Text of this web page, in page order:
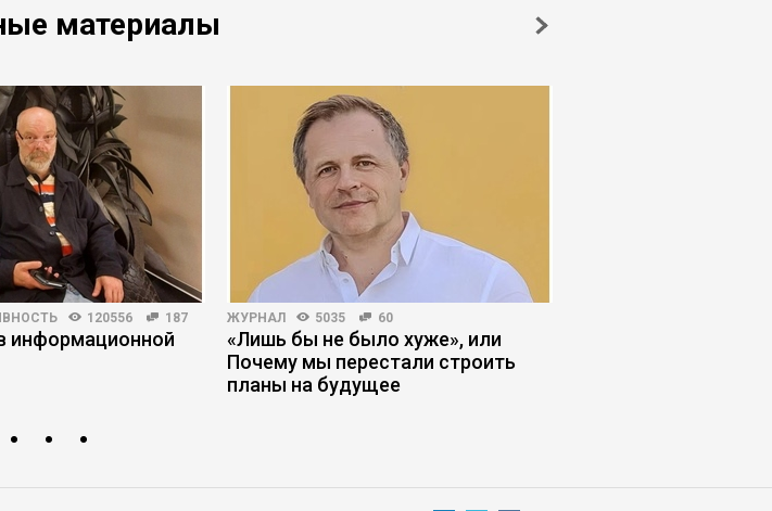
материалы
120556 187
информационной
ЖУРНАЛ 5035 60
«Лишь бы не было хуже», или
Почему мы перестали строить
планы на будущее